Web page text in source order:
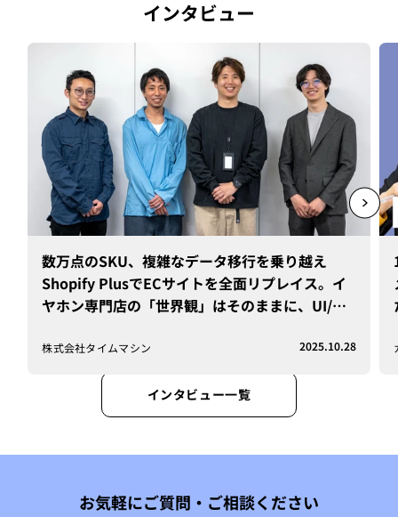
インタビュー
数万点のSKU、複雑なデータ移行を乗り越え
Shopify PlusでECサイトを全面リプレイス。イ
ヤホン専門店の「世界観」はそのままに、UI/UX
株式会社タイムマシン 2025.10.28
インタビュー一覧
お気軽にご質問・ご相談ください